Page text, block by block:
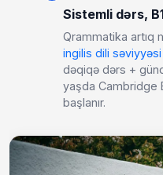
Sistemli dərs,
Qrammatika artıq
ingilis dili səviyyəsi
dəqiqə dərs +
yaşda Cambridge
başlanır.